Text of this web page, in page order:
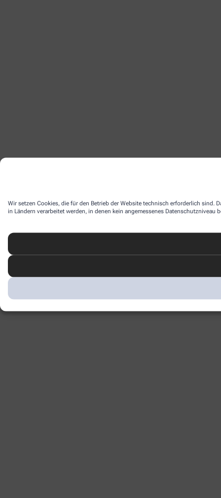
Wir setzen Cookies, die für den Betrieb der Website technisch erforderlich sind.
in Ländern verarbeitet werden, in denen kein angemessenes